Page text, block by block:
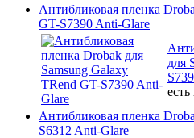
Антибликовая пленка
GT-S7390 Anti-Glare
для
Антибликовая пленка
S6312 Anti-Glare